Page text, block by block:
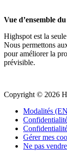
Vue d’ensemble
Highspot est la
Nous permettons
pour améliorer la
prévisible.
Copyright © 2026
Modalités
Gérer mes
Ne pas